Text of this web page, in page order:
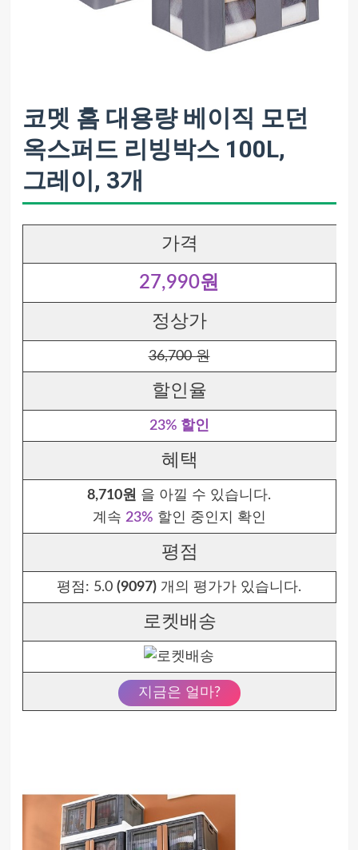
코멧 홈 대용량 베이직 모던
옥스퍼드 리빙박스 100L,
그레이, 3개
가격
27,990원
정상가
36,700 원
할인율
23% 할인
혜택
8,710원 을 아낄 수 있습니다.
계속 23% 할인 중인지 확인
평점
평점: 5.0 (9097) 개의 평가가 있습니다.
로켓배송
지금은 얼마?